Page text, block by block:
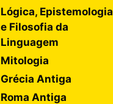
Lógica, Epistemologia
e Filosofia da
Linguagem
Mitologia
Grécia Antiga
Roma Antiga